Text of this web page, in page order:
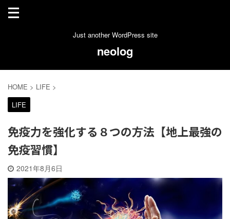
Just another WordPress site
neolog
HOME > LIFE >
LIFE
免疫力を強化する８つの方法【地上最強の
免疫習慣】
2021年8月6日